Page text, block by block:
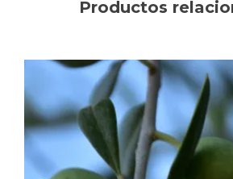
Productos